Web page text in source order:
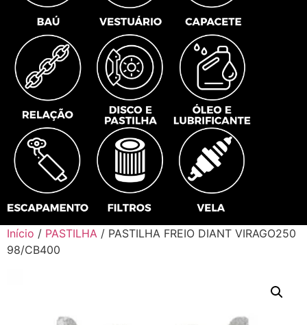
Início / PASTILHA / PASTILHA FREIO DIANT VIRAGO250
98/CB400